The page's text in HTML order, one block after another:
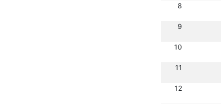
8
9
10
11
12